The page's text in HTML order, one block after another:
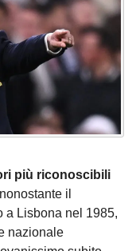
più riconoscibili
il
a Lisbona nel 1985,
nazionale